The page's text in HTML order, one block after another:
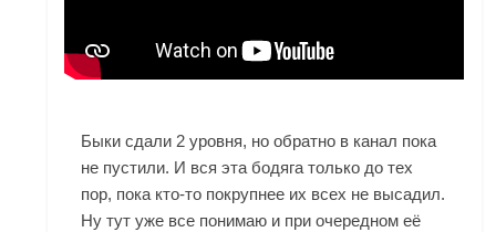
Быки сдали 2 уровня, но обратно в канал пока
не пустили. И вся эта бодяга только до тех
пор, пока кто-то покрупнее их всех не высадил.
Ну тут уже все понимаю и при очередном её